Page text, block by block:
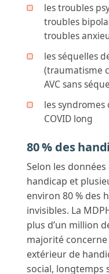
les troubles
troubles
troubles
les séquelles
(traumatisme
AVC sans
les
COVID long
80 % des
Selon les
handicap et
environ 80 % des
invisibles. La
plus d’un million
majorité
extérieur de
social, longtemps